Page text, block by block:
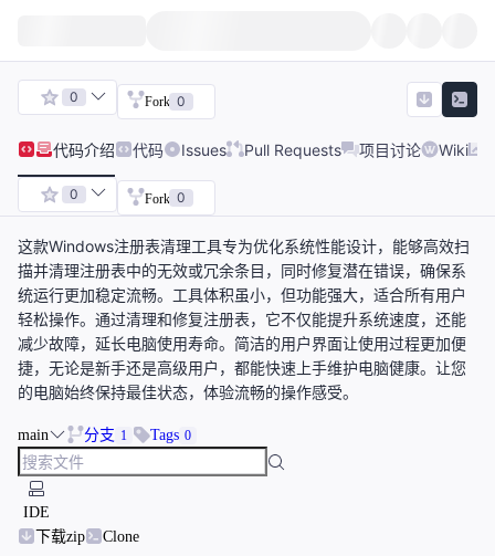
0 Fork 0
代码介绍 代码 Issues Pull Requests 项目讨论 Wiki
0 Fork 0
这款Windows注册表清理工具专为优化系统性能设计，能够高效扫
描并清理注册表中的无效或冗余条目，同时修复潜在错误，确保系
统运行更加稳定流畅。工具体积虽小，但功能强大，适合所有用户
轻松操作。通过清理和修复注册表，它不仅能提升系统速度，还能
减少故障，延长电脑使用寿命。简洁的用户界面让使用过程更加便
捷，无论是新手还是高级用户，都能快速上手维护电脑健康。让您
的电脑始终保持最佳状态，体验流畅的操作感受。
main 分支 1 Tags 0
IDE
下载zip
Clone